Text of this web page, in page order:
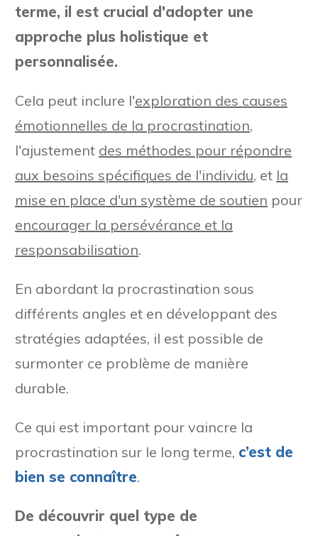
terme, il est crucial d'adopter une
approche plus holistique et
personnalisée.
Cela peut inclure l'exploration des causes
émotionnelles de la procrastination,
l'ajustement des méthodes pour répondre
aux besoins spécifiques de l'individu, et la
mise en place d'un système de soutien pour
encourager la persévérance et la
responsabilisation.
En abordant la procrastination sous
différents angles et en développant des
stratégies adaptées, il est possible de
surmonter ce problème de manière
durable.
Ce qui est important pour vaincre la
procrastination sur le long terme, c’est de
bien se connaître.
De découvrir quel type de